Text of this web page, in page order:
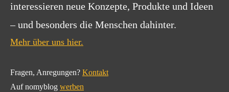
interessieren neue Konzepte, Produkte und Ideen
– und besonders die Menschen dahinter.
Mehr über uns hier.
Fragen, Anregungen? Kontakt
Auf nomyblog werben